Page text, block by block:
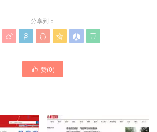
分享到：
     
 赞(0)